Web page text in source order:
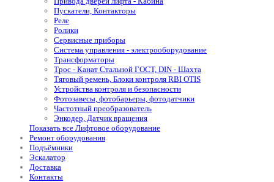
Пускатели, Контакторы
Реле
Ролики
Сервисные приборы
Система управления - электрооборудование
Трансформаторы
Трос - Канат Стальной ГОСТ, DIN - Шахта
Тяговый ремень, Блоки контроля RBI OTIS
Устройства контроля и безопасности
Фотозавесы, фотобарьеры, фотодатчики
Частотный преобразователь
Энкодер, Датчик вращения
Показать все Лифтовое оборудование
Ремонт оборудования
Подъёмники
Эскалатор
Доставка
Контакты